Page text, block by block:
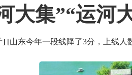
大集”“运河
] [山东今年一段线降了3分，上线人